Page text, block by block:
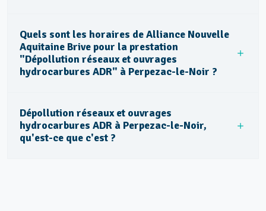
Quels sont les horaires de Alliance Nouvelle
Aquitaine Brive pour la prestation
"Dépollution réseaux et ouvrages
hydrocarbures ADR" à Perpezac-le-Noir ?
Dépollution réseaux et ouvrages
hydrocarbures ADR à Perpezac-le-Noir,
qu'est-ce que c'est ?